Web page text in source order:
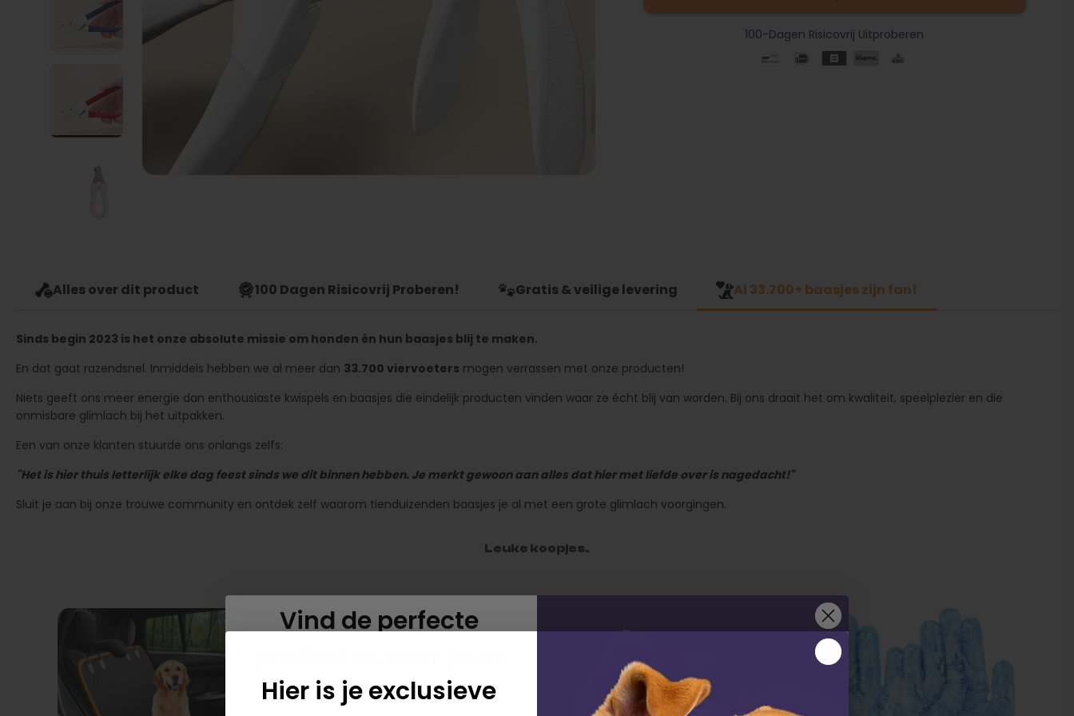
100-Dagen Risicovrij Uitproberen
Alles over dit product 100 Dagen Risicovrij Proberen! Gratis & veilige levering Al 33.700+ baasjes zijn fan!
Sinds begin 2023 is het onze absolute missie om honden én hun baasjes blij te maken.
En dat gaat razendsnel. Inmiddels hebben we al meer dan 33.700 viervoeters mogen verrassen met onze producten!
Niets geeft ons meer energie dan enthousiaste kwispels en baasjes die eindelijk producten vinden waar ze écht blij van worden. Bij ons draait het om kwaliteit, speelplezier en die
onmisbare glimlach bij het uitpakken.
Een van onze klanten stuurde ons onlangs zelfs:
"Het is hier thuis letterlijk elke dag feest sinds we dit binnen hebben. Je merkt gewoon aan alles dat hier met liefde over is nagedacht!"
Sluit je aan bij onze trouwe community en ontdek zelf waarom tienduizenden baasjes je al met een grote glimlach voorgingen.
Leuke koopjes.
SALE
Vind de perfecte
hond 🐶
Hier is je exclusieve